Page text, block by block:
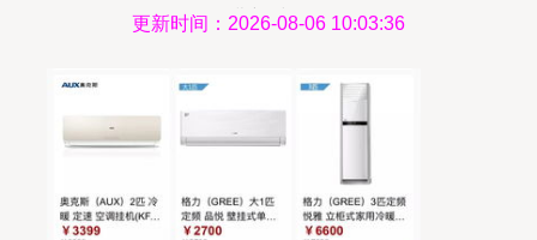
费新时代
更新时间：2026-08-06 10:03:36